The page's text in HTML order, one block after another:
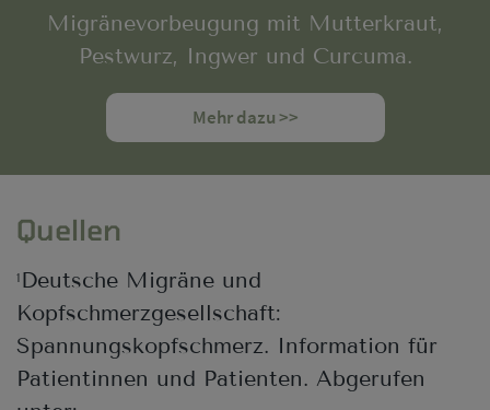
Migränevorbeugung mit Mutterkraut,
Pestwurz, Ingwer und Curcuma.
Mehr dazu >>
Quellen
1 Deutsche Migräne und
Kopfschmerzgesellschaft:
Spannungskopfschmerz. Information für
Patientinnen und Patienten. Abgerufen